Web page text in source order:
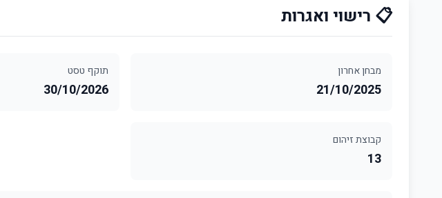
📋 רישוי ואגרות
מבחן אחרון
21/10/2025
תוקף טסט
30/10/2026
קבוצת זיהום
13